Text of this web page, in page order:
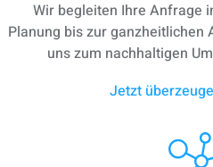
Wir begleiten Ihre Anfrage
Planung bis zur
uns zum nachhaltigen
Jetzt